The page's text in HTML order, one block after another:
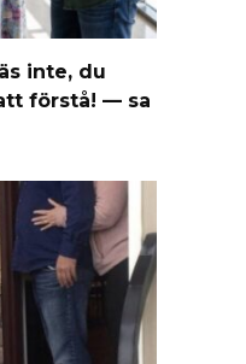
inte, du
förstå! — sa